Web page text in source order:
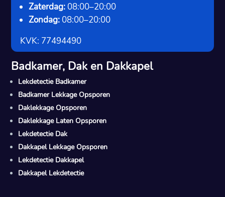
Zaterdag: 08:00–20:00
Zondag: 08:00–20:00
KVK: 77494490
Badkamer, Dak en Dakkapel
Lekdetectie Badkamer
Badkamer Lekkage Opsporen
Daklekkage Opsporen
Daklekkage Laten Opsporen
Lekdetectie Dak
Dakkapel Lekkage Opsporen
Lekdetectie Dakkapel
Dakkapel Lekdetectie